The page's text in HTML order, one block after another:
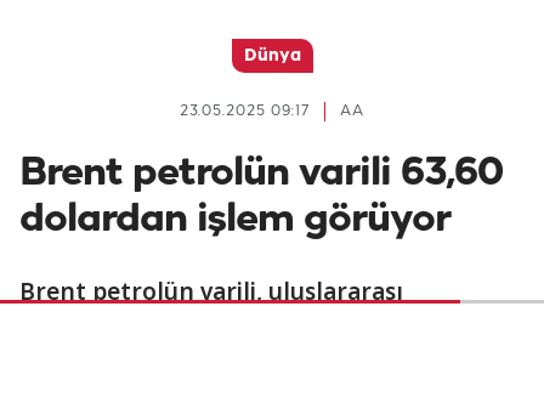
Dünya
AA
23.05.2025 09:17
Brent petrolün varili 63,60
dolardan işlem görüyor
Brent petrolün varili, uluslararası